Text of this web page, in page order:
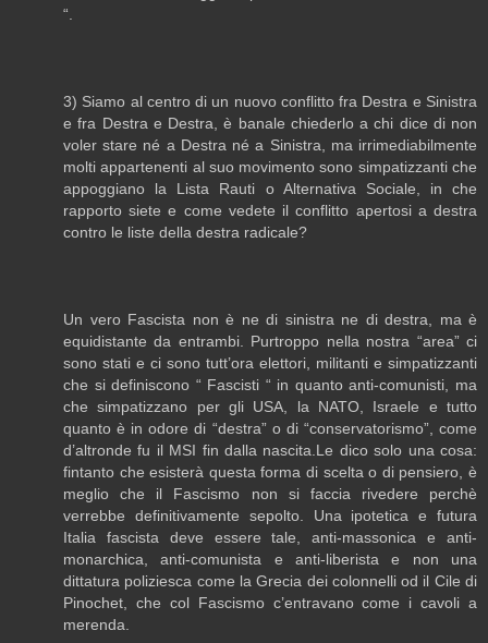
“.
3) Siamo al centro di un nuovo conflitto fra Destra e Sinistra
e fra Destra e Destra, è banale chiederlo a chi dice di non
voler stare né a Destra né a Sinistra, ma irrimediabilmente
molti appartenenti al suo movimento sono simpatizzanti che
appoggiano la Lista Rauti o Alternativa Sociale, in che
rapporto siete e come vedete il conflitto apertosi a destra
contro le liste della destra radicale?
Un vero Fascista non è ne di sinistra ne di destra, ma è
equidistante da entrambi. Purtroppo nella nostra “area” ci
sono stati e ci sono tutt’ora elettori, militanti e simpatizzanti
che si definiscono “ Fascisti “ in quanto anti-comunisti, ma
che simpatizzano per gli USA, la NATO, Israele e tutto
quanto è in odore di “destra” o di “conservatorismo”, come
d’altronde fu il MSI fin dalla nascita.Le dico solo una cosa:
fintanto che esisterà questa forma di scelta o di pensiero, è
meglio che il Fascismo non si faccia rivedere perchè
verrebbe definitivamente sepolto. Una ipotetica e futura
Italia fascista deve essere tale, anti-massonica e anti-
monarchica, anti-comunista e anti-liberista e non una
dittatura poliziesca come la Grecia dei colonnelli od il Cile di
Pinochet, che col Fascismo c’entravano come i cavoli a
merenda.